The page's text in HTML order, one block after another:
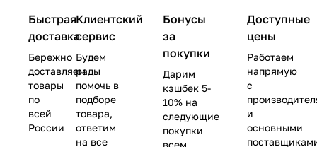
Быстрая
доставка
Бережно
доставляем
товары
по
всей
России
Клиентский
сервис
Будем
рады
помочь в
подборе
товара,
ответим
на все
Бонусы
за
покупки
Дарим
кэшбек 5-
10% на
следующие
покупки
всем
Доступные
цены
Работаем
напрямую
с
и
основными